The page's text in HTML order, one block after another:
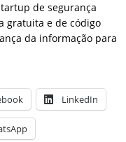
de segurança
gratuita e de código
da informação para
LinkedIn